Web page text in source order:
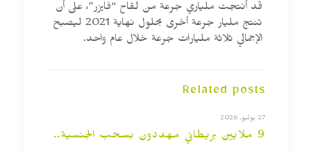
قد أنتجت ملياري جرعة من لقاح “فايزر”، على أن
تنتج مليار جرعة أخرى بحلول نهاية 2021 ليصبح
الإجمالي ثلاثة مليارات جرعة خلال عام واحد.
Related posts
27 يوليو, 2026
9 ملايين بريطاني مهددون بسحب الجنسية..